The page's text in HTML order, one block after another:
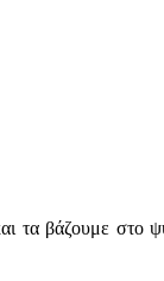
τα βάζουμε στο